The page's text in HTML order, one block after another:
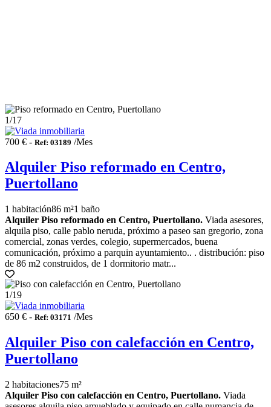
1/17
700 € - Ref: 03189 /Mes
Alquiler Piso reformado en Centro,
Puertollano
1 habitación86 m²1 baño
Alquiler Piso reformado en Centro, Puertollano. Viada asesores,
alquila piso, calle pablo neruda, próximo a paseo san gregorio, zona
comercial, zonas verdes, colegio, supermercados, buena
comunicación, próximo a parquin ayuntamiento.. . distribución: piso
de 86 m2 construidos, de 1 dormitorio matr...
1/19
650 € - Ref: 03171 /Mes
Alquiler Piso con calefacción en Centro,
Puertollano
2 habitaciones75 m²
Alquiler Piso con calefacción en Centro, Puertollano. Viada